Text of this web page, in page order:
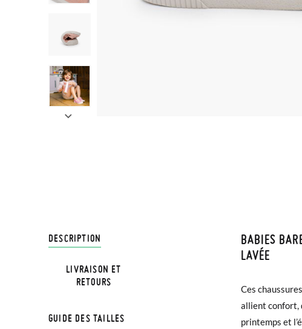
DESCRIPTION
BABIES
LAVÉE
Ces
allient confort,
printemps et
bout large et
que les orteils
LIVRAISON ET
RETOURS
LIVRAISON
3,95 € et
avant 15h,
GUIDE DES TAILLES